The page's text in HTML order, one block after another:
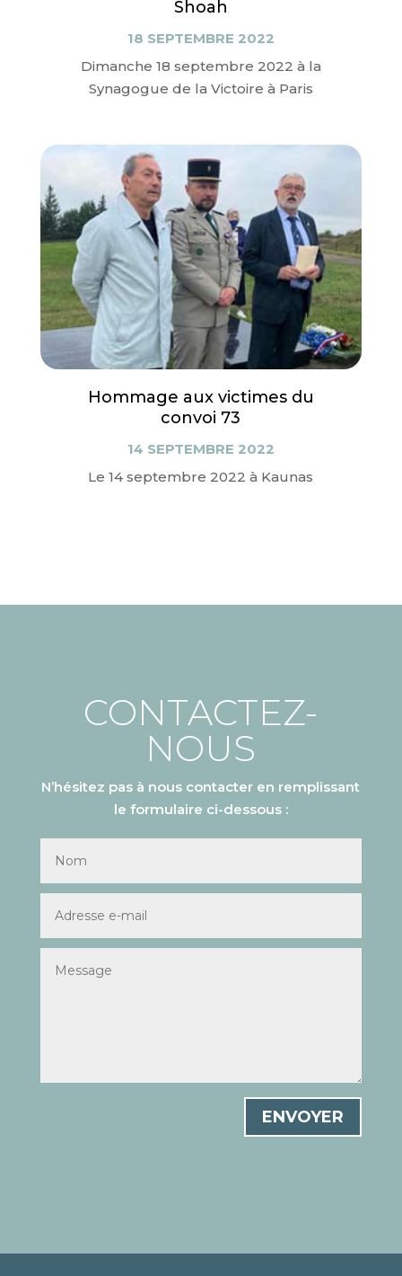
Shoah
18 SEPTEMBRE 2022
Dimanche 18 septembre 2022 à la
Synagogue de la Victoire à Paris
Hommage aux victimes du
convoi 73
14 SEPTEMBRE 2022
Le 14 septembre 2022 à Kaunas
CONTACTEZ-
NOUS
N’hésitez pas à nous contacter en remplissant
le formulaire ci-dessous :
ENVOYER